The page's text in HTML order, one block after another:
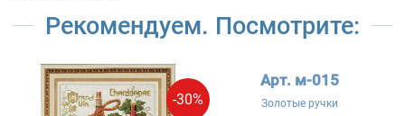
Рекомендуем. Посмотрите:
-30%
Арт. м-015
Золотые ручки